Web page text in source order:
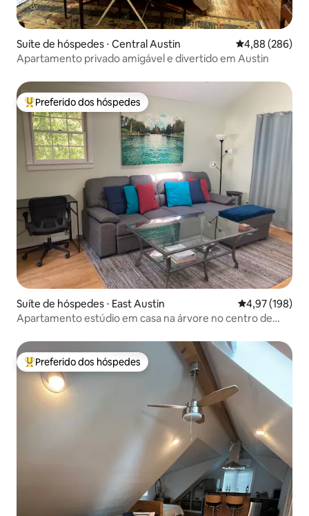
Suíte de hóspedes ⋅ Central Austin 4,88 de uma
4,88 (286)
Apartamento privado amigável e divertido em Austin
Entre os melhores preferidos dos hóspedes
Preferido dos hóspedes
Suíte de hóspedes ⋅ East Austin 4,97 de uma
4,97 (198)
Apartamento estúdio em casa na árvore no centro de
Entre os melhores preferidos dos hóspedes
Preferido dos hóspedes